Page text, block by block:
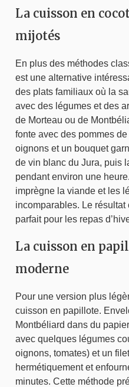
La cuisson en
mijotés
En plus des méthodes
est une alternative
des plats familiaux où la
avec des légumes et des
de Morteau ou de
fonte avec des pommes
oignons et un bouquet
de vin blanc du Jura, puis
pendant environ une
imprègne la viande et les
incomparables. Le résultat
parfait pour les repas
La cuisson en
moderne
Pour une version plus
cuisson en papillote.
Montbéliard dans du
avec quelques légumes
oignons, tomates) et un
hermétiquement et
minutes. Cette méthode